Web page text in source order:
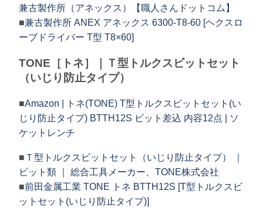
兼古製作所（アネックス）【職人さんドットコム】
■兼古製作所 ANEX アネックス 6300-T8-60 [ヘクスロ
ーブドライバー T型 T8×60]
TONE［トネ］｜Ｔ型トルクスビットセット
（いじり防止タイプ）
■Amazon | トネ(TONE) T型トルクスビットセット(い
じり防止タイプ) BTTH12S ビット差込 内容12点 | ソ
ケットレンチ
■ Ｔ型トルクスビットセット（いじり防止タイプ） ｜
ビット類 ｜ 総合工具メーカー、TONE株式会社
■前田金属工業 TONE トネ BTTH12S [T型トルクスビ
ットセット(いじり防止タイプ)]